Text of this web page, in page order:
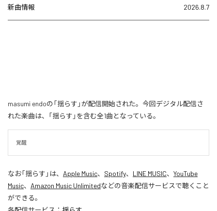
新曲情報 2026.8.7
masumi endoの「揺らす」が配信開始された。今回デジタル配信さ
れた楽曲は、「揺らす」を含む全1曲となっている。
覚醒
なお「揺らす 」は、 Apple Music、 Spotify、 LINE MUSIC、 YouTube
Music、 Amazon Music Unlimitedなどの音楽配信サービスで聴くこと
ができる。